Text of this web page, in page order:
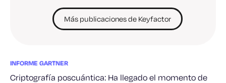
Más publicaciones de Keyfactor
INFORME GARTNER
Criptografía poscuántica: Ha llegado el momento de